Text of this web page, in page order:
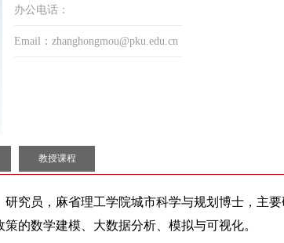
办公电话：
Email： zhanghongmou@pku.edu.cn
教授课程
究员，麻省理工学院城市科学与规划博士，主
的数学建模、大数据分析、模拟与可视化。